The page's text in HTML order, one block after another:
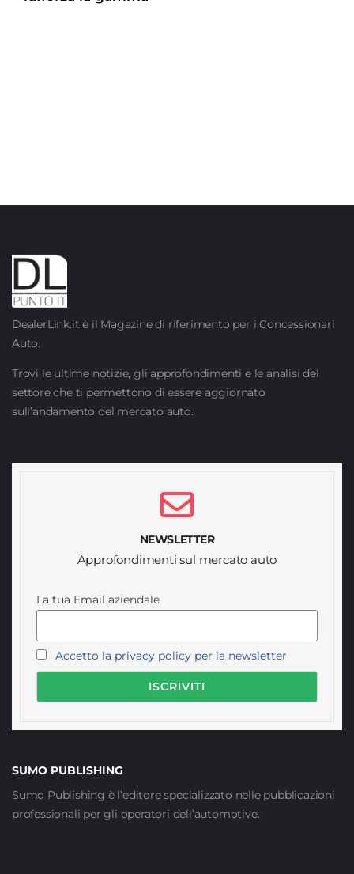
DealerLink.it è il Magazine di riferimento per i Concessionari
Auto.
Trovi le ultime notizie, gli approfondimenti e le analisi del
settore che ti permettono di essere aggiornato
sull’andamento del mercato auto.
NEWSLETTER
Approfondimenti sul mercato auto
La tua Email aziendale
Accetto la privacy policy per la newsletter
SUMO PUBLISHING
Sumo Publishing è l’editore specializzato nelle pubblicazioni
professionali per gli operatori dell’automotive.